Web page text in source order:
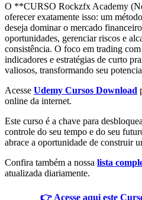
O **CURSO Rockzfx Academy
oferecer exatamente isso: um
deseja dominar o mercado
oportunidades, gerenciar riscos e
consistência. O foco em trading
indicadores e estratégias de curto
valiosos, transformando seu
Acesse Udemy Cursos Download
online da internet.
Este curso é a chave para
controle do seu tempo e do seu
abrace a oportunidade de construir
Confira também a nossa lista
atualizada diariamente.
👉 Acesse aqui este